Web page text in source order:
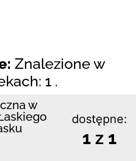
Znalezione w
1 .
w
dostępne:
1 z 1